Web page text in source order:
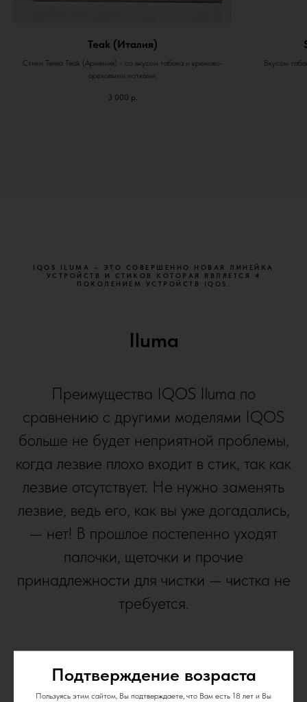
Подтверждение возраста
Пользуясь этим сайтом, Вы подтверждаете, что Вам есть 18 лет и Вы
Teak (Италия)
Стики Terea Teak (Армения) - со вкусом табака и кремово-
ореховыми нотками.
3 000 р.
Вкусом
IQOS ILUMA – ЭТО СОВЕРШЕННО НОВАЯ ЛИНЕЙКА
УСТРОЙСТВ И СТИКОВ КОТОРАЯ ЯВЛЯЕТСЯ 4
ПОКОЛЕНИЕМ УСТРОЙСТВ IQOS.
Iluma
Преимущества IQOS Iluma по
сравнению с другими моделями IQOS
больше не будет неприятной проблемы,
когда лезвие плохо входит в стик, так как
лезвие отсутствует. Не нужно заменять
лезвие, ведь его, как вы уже догадались,
— нет! В прошлое постепенно уходят
палочки, щеточки и прочие
принадлежности для чистки — чистка не
требуется.